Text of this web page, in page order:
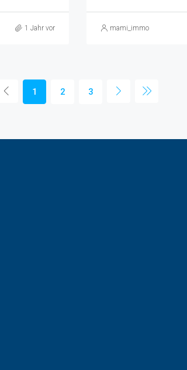
1 Jahr vor mami_immo
1 2 3